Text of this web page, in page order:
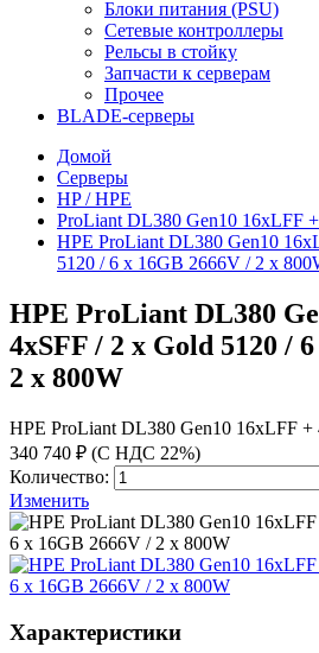
Блоки питания (PSU)
Сетевые контроллеры
Рельсы в стойку
Запчасти к серверам
Прочее
BLADE-серверы
Домой
Серверы
HP / HPE
ProLiant DL380 Gen10 16xLFF
HPE ProLiant DL380 Gen10
5120 / 6 x 16GB 2666V / 2 x
HPE ProLiant DL380
4xSFF / 2 x Gold 5120 /
2 x 800W
HPE ProLiant DL380 Gen10 16xLFF +
340 740 ₽ (С НДС 22%)
Количество:
Изменить
Характеристики